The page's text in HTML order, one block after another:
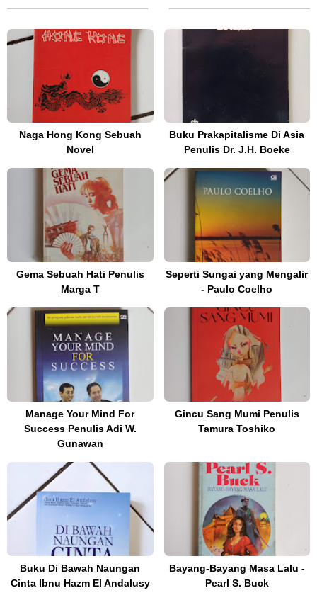
Naga Hong Kong Sebuah
Novel
Buku Prakapitalisme Di Asia
Penulis Dr. J.H. Boeke
Gema Sebuah Hati Penulis
Marga T
Seperti Sungai yang Mengalir
- Paulo Coelho
Manage Your Mind For
Success Penulis Adi W.
Gunawan
Gincu Sang Mumi Penulis
Tamura Toshiko
Buku Di Bawah Naungan
Cinta Ibnu Hazm El Andalusy
Bayang-Bayang Masa Lalu -
Pearl S. Buck